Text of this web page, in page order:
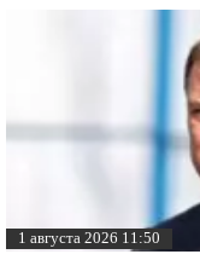
1 августа 2026 11:50